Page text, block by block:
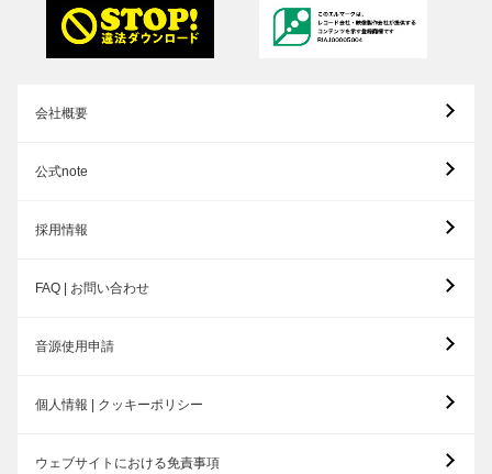
会社概要
公式note
採用情報
FAQ | お問い合わせ
音源使用申請
個人情報 | クッキーポリシー
ウェブサイトにおける免責事項